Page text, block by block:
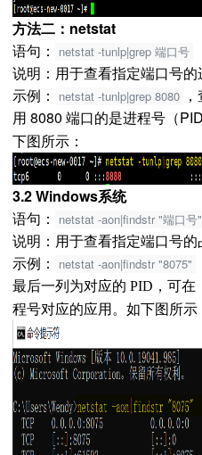
方法二：netstat
语句：
netstat -tunlp|grep 端口号
说明：用于查看指定端口号的
示例：
netstat -tunlp|grep 8080
用 8080 端口的是进程号（
下图所示：
3.2 Windows系统
语句：
netstat -aon|findstr "端口号"
说明：用于查看指定端口号的
示例：
netstat -aon|findstr "8075"
最后一列为对应的 PID，可
程号对应的应用。 如下图所示